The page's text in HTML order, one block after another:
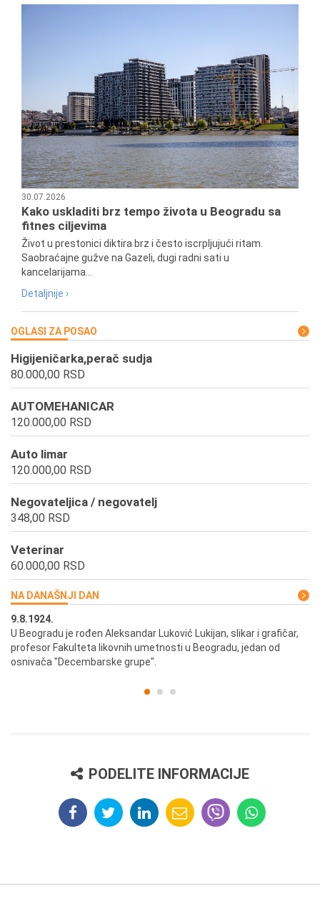
30.07.2026
Kako uskladiti brz tempo života u Beogradu sa
fitnes ciljevima
Život u prestonici diktira brz i često iscrpljujući ritam.
Saobraćajne gužve na Gazeli, dugi radni sati u
kancelarijama...
Detaljnije ›
OGLASI ZA POSAO
Higijeničarka,perač sudja
80.000,00 RSD
AUTOMEHANICAR
120.000,00 RSD
Auto limar
120.000,00 RSD
Negovateljica / negovatelj
348,00 RSD
Veterinar
60.000,00 RSD
NA DANAŠNJI DAN
9.8.1924.
U Beogradu je rođen Aleksandar Luković Lukijan, slikar i grafičar,
profesor Fakulteta likovnih umetnosti u Beogradu, jedan od
osnivača "Decembarske grupe".
PODELITE INFORMACIJE